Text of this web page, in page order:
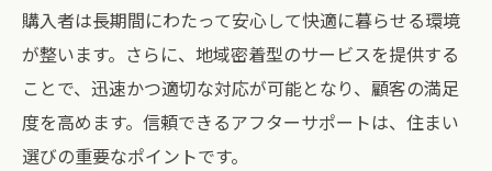
購入者は長期間にわたって安心して快適に暮らせる環境
が整います。さらに、地域密着型のサービスを提供する
ことで、迅速かつ適切な対応が可能となり、顧客の満足
度を高めます。信頼できるアフターサポートは、住まい
選びの重要なポイントです。